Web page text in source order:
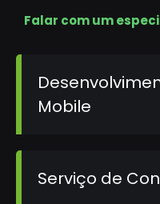
Falar com um
Mobile
Serviço de